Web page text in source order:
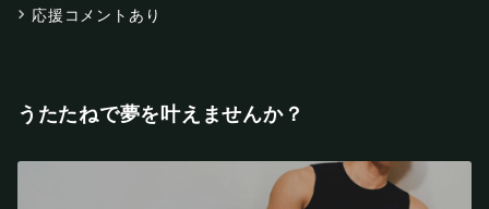
応援コメントあり
うたたねで夢を叶えませんか？